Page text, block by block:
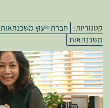
קטגוריות: חברת ייעוץ משכנתאות
משכנתאות